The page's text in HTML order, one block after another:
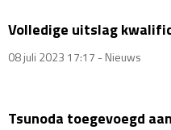
Volledige uitslag
08 juli 2023 17:17 -Nieuws
Tsunoda toegevoegd